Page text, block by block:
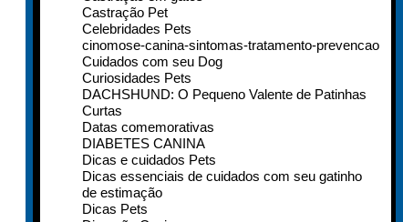
Castração Pet
Celebridades Pets
cinomose-canina-sintomas-tratamento-prevencao
Cuidados com seu Dog
Curiosidades Pets
DACHSHUND: O Pequeno Valente de Patinhas
Curtas
Datas comemorativas
DIABETES CANINA
Dicas e cuidados Pets
Dicas essenciais de cuidados com seu gatinho
de estimação
Dicas Pets